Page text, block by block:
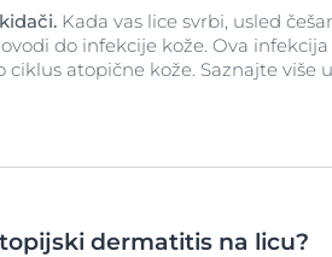
Kada vas lice svrbi, usled
do infekcije kože. Ova
atopične kože. Saznajte više
dermatitis na licu?